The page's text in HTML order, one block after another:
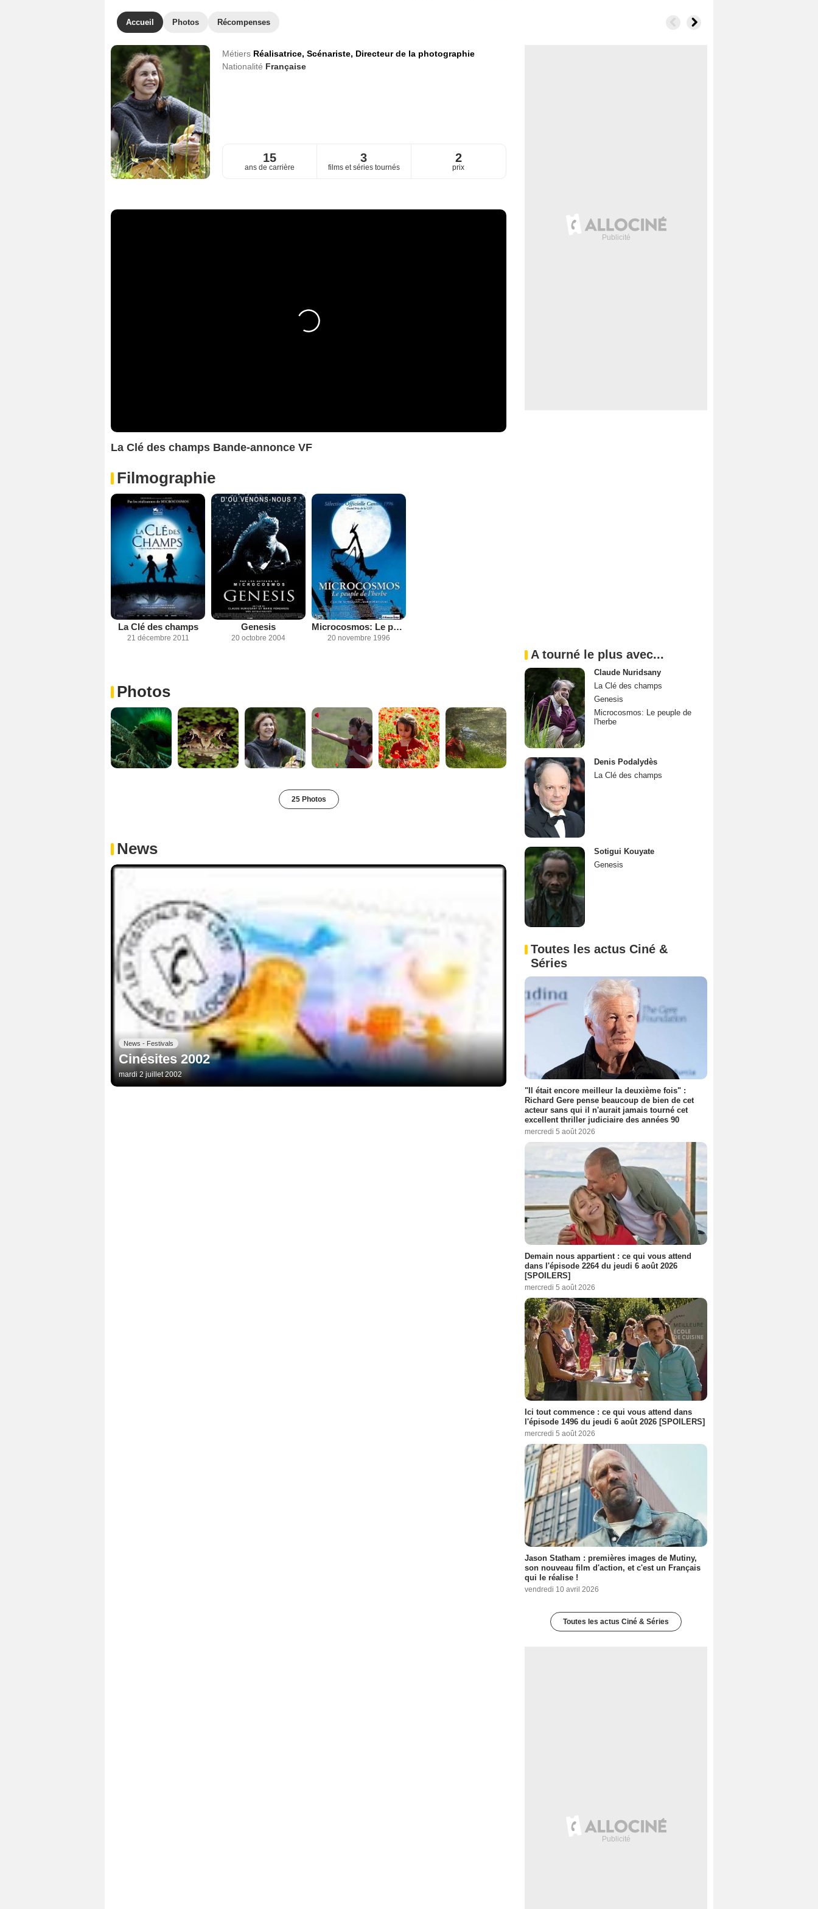
Accueil Photos Récompenses
Métiers Réalisatrice, Scénariste, Directeur de la photographie
Nationalité Française
15
ans de carrière
3
films et séries tournés
2
prix
La Clé des champs Bande-annonce VF
Filmographie
La Clé des champs
21 décembre 2011
Genesis
20 octobre 2004
Microcosmos: Le peuple de l'herbe
20 novembre 1996
Photos
25 Photos
News
News - Festivals
Cinésites 2002
mardi 2 juillet 2002
A tourné le plus avec...
Claude Nuridsany
La Clé des champs
Genesis
Microcosmos: Le peuple de
l'herbe
Denis Podalydès
La Clé des champs
Sotigui Kouyate
Genesis
Toutes les actus Ciné &
Séries
"Il était encore meilleur la deuxième fois" :
Richard Gere pense beaucoup de bien de cet
acteur sans qui il n'aurait jamais tourné cet
excellent thriller judiciaire des années 90
mercredi 5 août 2026
Demain nous appartient : ce qui vous attend
dans l'épisode 2264 du jeudi 6 août 2026
[SPOILERS]
mercredi 5 août 2026
Ici tout commence : ce qui vous attend dans
l'épisode 1496 du jeudi 6 août 2026 [SPOILERS]
mercredi 5 août 2026
Jason Statham : premières images de Mutiny,
son nouveau film d'action, et c'est un Français
qui le réalise !
vendredi 10 avril 2026
Toutes les actus Ciné & Séries